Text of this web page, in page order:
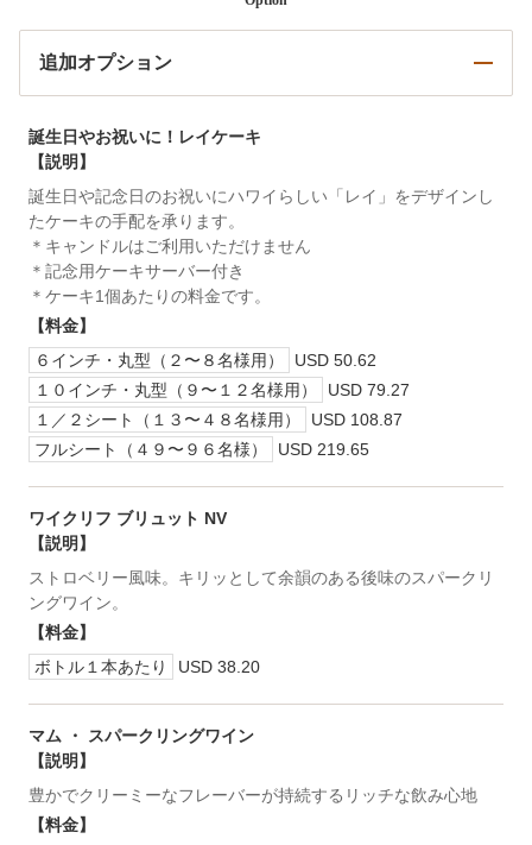
追加オプション
誕生日やお祝いに！レイケーキ
【説明】
誕生日や記念日のお祝いにハワイらしい「レイ」をデザインし
たケーキの手配を承ります。
＊キャンドルはご利用いただけません
＊記念用ケーキサーバー付き
＊ケーキ1個あたりの料金です。
【料金】
６インチ・丸型（２〜８名様用）
USD 50.62
１０インチ・丸型（９〜１２名様用）
USD 79.27
１／２シート（１３〜４８名様用）
USD 108.87
フルシート（４９〜９６名様）
USD 219.65
ワイクリフ ブリュット NV
【説明】
ストロベリー風味。キリッとして余韻のある後味のスパークリ
ングワイン。
【料金】
ボトル１本あたり
USD 38.20
マム ・ スパークリングワイン
【説明】
豊かでクリーミーなフレーバーが持続するリッチな飲み心地
【料金】